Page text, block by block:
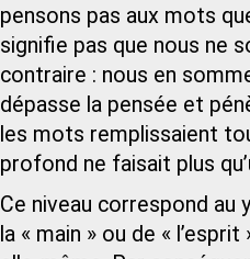
pensons pas aux mots
signifie pas que nous ne
contraire : nous en
dépasse la pensée et
les mots remplissaient
profond ne faisait plus
Ce niveau correspond au
la « main » ou de «